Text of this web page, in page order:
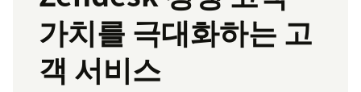
가치를 극대화하는 고
객 서비스